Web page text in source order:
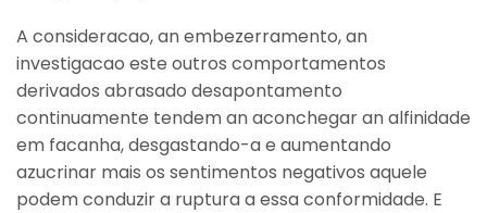
A consideracao, an embezerramento, an
investigacao este outros comportamentos
derivados abrasado desapontamento
continuamente tendem an aconchegar an alfinidade
em facanha, desgastando-a e aumentando
azucrinar mais os sentimentos negativos aquele
podem conduzir a ruptura a essa conformidade. E